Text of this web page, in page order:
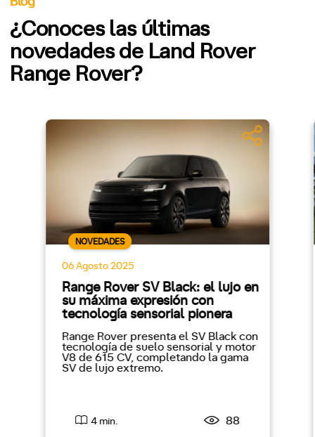
¿Conoces las últimas
novedades de Land Rover
Range Rover?
NOVEDADES
06 Agosto 2025
Range Rover SV Black: el lujo en
su máxima expresión con
tecnología sensorial pionera
Range Rover presenta el SV Black con
tecnología de suelo sensorial y motor
V8 de 615 CV, completando la gama
SV de lujo extremo.
4 min. 88